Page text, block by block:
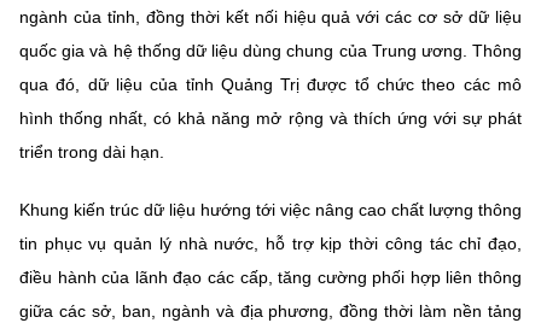
ngành của tỉnh, đồng thời kết nối hiệu quả với các cơ sở dữ liệu
quốc gia và hệ thống dữ liệu dùng chung của Trung ương. Thông
qua đó, dữ liệu của tỉnh Quảng Trị được tổ chức theo các mô
hình thống nhất, có khả năng mở rộng và thích ứng với sự phát
triển trong dài hạn.
Khung kiến trúc dữ liệu hướng tới việc nâng cao chất lượng thông
tin phục vụ quản lý nhà nước, hỗ trợ kịp thời công tác chỉ đạo,
điều hành của lãnh đạo các cấp, tăng cường phối hợp liên thông
giữa các sở, ban, ngành và địa phương, đồng thời làm nền tảng